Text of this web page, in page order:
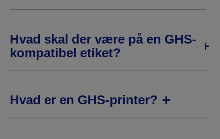
Hvad skal der være på en GHS-
kompatibel etiket?
Hvad er en GHS-printer?